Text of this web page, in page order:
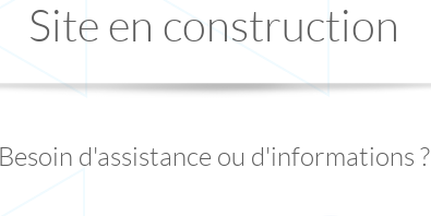
Site en construction
Besoin d'assistance ou d'informations ?